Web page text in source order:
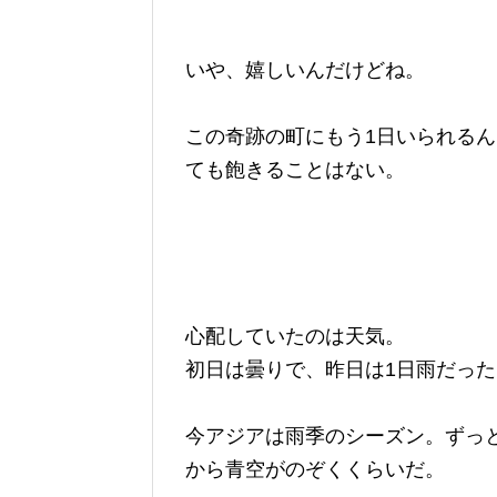
いや、嬉しいんだけどね。
この奇跡の町にもう1日いられる
ても飽きることはない。
心配していたのは天気。
初日は曇りで、昨日は1日雨だっ
今アジアは雨季のシーズン。ずっ
から青空がのぞくくらいだ。